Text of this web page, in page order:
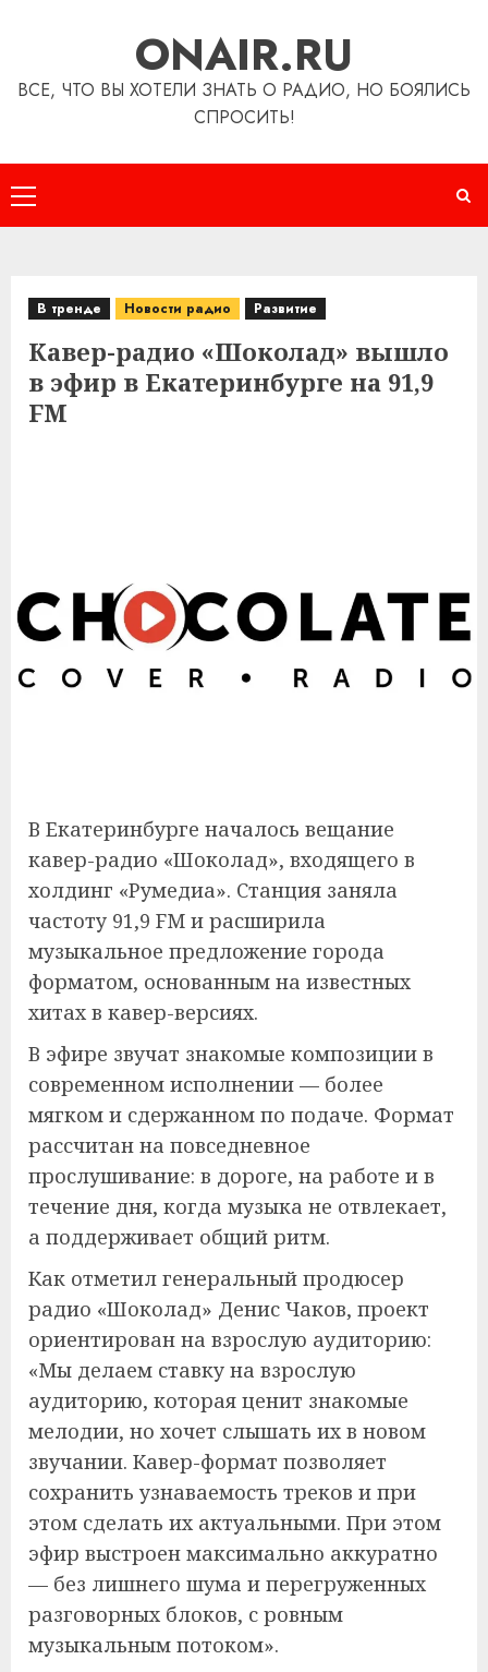
ONAIR.RU
ВСЕ, ЧТО ВЫ ХОТЕЛИ ЗНАТЬ О РАДИО, НО БОЯЛИСЬ
СПРОСИТЬ!
Основное
меню
В тренде Новости радио Развитие
Кавер-радио «Шоколад» вышло
в эфир в Екатеринбурге на 91,9
FM
В Екатеринбурге началось вещание
кавер-радио «Шоколад», входящего в
холдинг «Румедиа». Станция заняла
частоту 91,9 FM и расширила
музыкальное предложение города
форматом, основанным на известных
хитах в кавер-версиях.
В эфире звучат знакомые композиции в
современном исполнении — более
мягком и сдержанном по подаче. Формат
рассчитан на повседневное
прослушивание: в дороге, на работе и в
течение дня, когда музыка не отвлекает,
а поддерживает общий ритм.
Как отметил генеральный продюсер
радио «Шоколад» Денис Чаков, проект
ориентирован на взрослую аудиторию:
«Мы делаем ставку на взрослую
аудиторию, которая ценит знакомые
мелодии, но хочет слышать их в новом
звучании. Кавер-формат позволяет
сохранить узнаваемость треков и при
этом сделать их актуальными. При этом
эфир выстроен максимально аккуратно
— без лишнего шума и перегруженных
разговорных блоков, с ровным
музыкальным потоком».